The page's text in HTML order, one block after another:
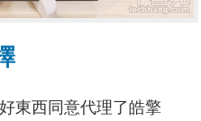
東西同意代理了皓擎